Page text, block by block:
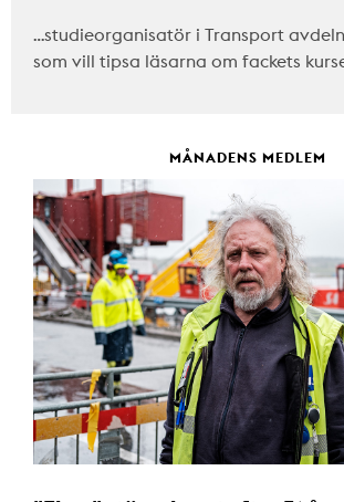
…studieorganisatör i Transport
som vill tipsa läsarna om fackets
MÅNADENS MEDLEM